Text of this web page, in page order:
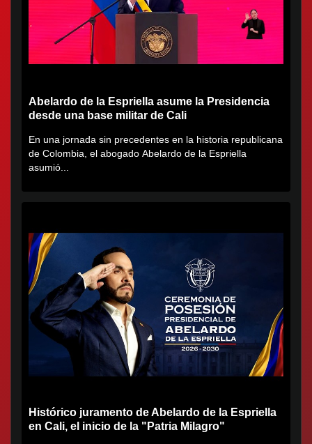
Abelardo de la Espriella asume la Presidencia
desde una base militar de Cali
En una jornada sin precedentes en la historia republicana
de Colombia, el abogado Abelardo de la Espriella
asumió...
Histórico juramento de Abelardo de la Espriella
en Cali, el inicio de la "Patria Milagro"